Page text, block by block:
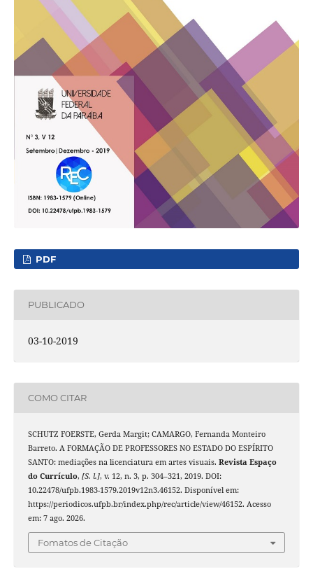
PDF
PUBLICADO
03-10-2019
COMO CITAR
SCHUTZ FOERSTE, Gerda Margit; CAMARGO, Fernanda Monteiro
Barreto. A FORMAÇÃO DE PROFESSORES NO ESTADO DO ESPÍRITO
SANTO: mediações na licenciatura em artes visuais. Revista Espaço
do Currículo, [S. l.], v. 12, n. 3, p. 304–321, 2019. DOI:
10.22478/ufpb.1983-1579.2019v12n3.46152. Disponível em:
https://periodicos.ufpb.br/index.php/rec/article/view/46152. Acesso
em: 7 ago. 2026.
Fomatos de Citação